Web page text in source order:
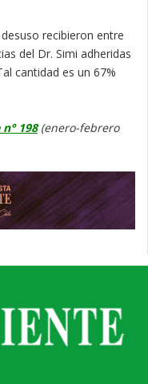
recibieron entre
del Dr. Simi adheridas
cantidad es un 67%
198(enero-febrero